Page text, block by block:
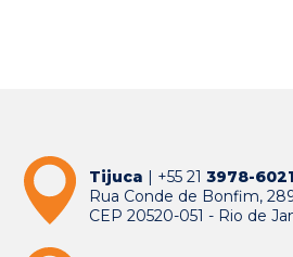
Tijuca | +55 213978-6021
Rua Conde de Bonfim,
CEP 20520-051 - Rio de